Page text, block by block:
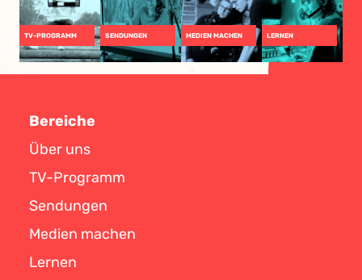
TV-PROGRAMM SENDUNGEN MEDIEN MACHEN LERNEN
Bereiche
Über uns
TV-Programm
Sendungen
Medien machen
Lernen